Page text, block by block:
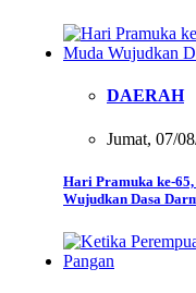
DAERAH
Jumat, 07/
Hari Pramuka ke-
Wujudkan Dasa